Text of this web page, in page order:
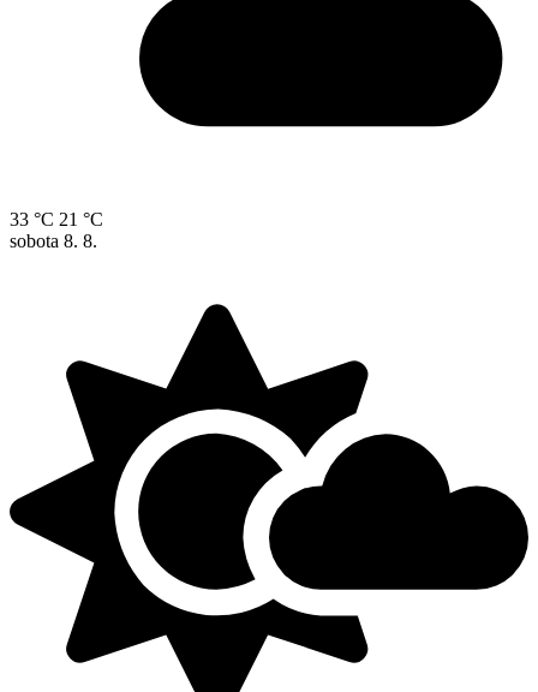
33 °C 21 °C
sobota 8. 8.